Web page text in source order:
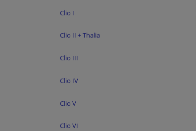
Clio I
Clio II + Thalia
Clio III
Clio IV
Clio V
Clio VI